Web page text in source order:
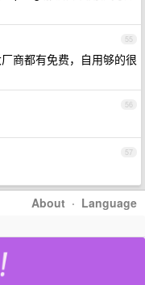
55
商都有免费，自用够的很
56
57
About · Language